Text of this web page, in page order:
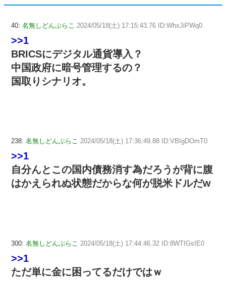
40: 名無しどんぶらこ 2024/05/18(土) 17:15:43.76 ID:WhxJiPWq0
>>1
BRICSにデジタル通貨導入？
中国政府に暗号管理するの？
国取りシナリオ。
238: 名無しどんぶらこ 2024/05/18(土) 17:36:49.88 ID:VBIgDOmT0
>>1
自分んとこの国内債務消す為だろうが背に腹
はかえられぬ状態だからな何が脱米ドルだw
300: 名無しどんぶらこ 2024/05/18(土) 17:44:46.32 ID:8WTIGsIE0
>>1
ただ単に金に困ってるだけではｗ